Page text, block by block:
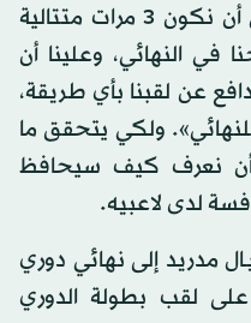
سعداء لأنه ليس من الطبيعي أن نكون 3 مرات متتالية
في النهائي، وعلينا أن
عن لقبنا بأي طريقة،
ولكي يتحقق ما
أن نعرف كيف سيحافظ
لدى لاعبيه.
مدريد إلى نهائي دوري
على لقب بطولة الدوري